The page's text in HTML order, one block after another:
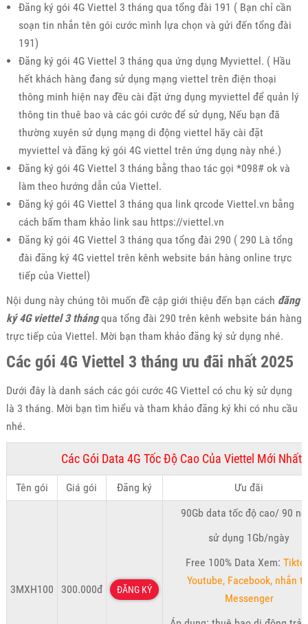
Đăng ký gói 4G Viettel 3 tháng qua tổng đài 191 ( Bạn chỉ cần
soạn tin nhắn tên gói cước mình lựa chọn và gửi đến tổng đài
191)
Đăng ký gói 4G Viettel 3 tháng qua ứng dụng Myviettel. ( Hầu
hết khách hàng đang sử dụng mạng viettel trên điện thoại
thông minh hiện nay đều cài đặt ứng dụng myviettel để quản lý
thông tin thuê bao và các gói cước để sử dụng, Nếu bạn đã
thường xuyên sử dụng mạng di động viettel hãy cài đặt
myviettel và đăng ký gói 4G viettel trên ứng dụng này nhé.)
Đăng ký gói 4G Viettel 3 tháng bằng thao tác gọi *098# ok và
làm theo hướng dẫn của Viettel.
Đăng ký gói 4G Viettel 3 tháng qua link qrcode Viettel.vn bằng
cách bấm tham khảo link sau https://viettel.vn
Đăng ký gói 4G Viettel 3 tháng qua tổng đài 290 ( 290 Là tổng
đài đăng ký 4G viettel trên kênh website bán hàng online trực
tiếp của Viettel)
Nội dung này chúng tôi muốn đề cập giới thiệu đến bạn cách đăng
ký 4G viettel 3 thángqua tổng đài 290 trên kênh website bán hàng
trực tiếp của Viettel. Mời bạn tham khảo đăng ký sử dụng nhé.
Các gói 4G Viettel 3 tháng ưu đãi nhất 2025
Dưới đây là danh sách các gói cước 4G Viettel có chu kỳ sử dụng
là 3 tháng. Mời bạn tìm hiểu và tham khảo đăng ký khi có nhu cầu
nhé.
Các Gói Data 4G Tốc Độ Cao Của Viettel Mới Nhất
Tên gói Giá gói Đăng ký Ưu đãi
3MXH100 300.000đ ĐĂNG KÝ
90Gb data tốc độ cao/ 90
sử dụng 1Gb/ngày
Free 100% Data Xem:
Youtube, Facebook, nhắn
Messenger